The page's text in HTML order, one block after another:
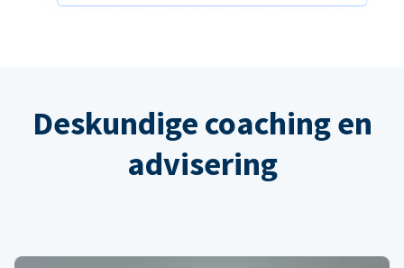
Deskundige coaching en
advisering